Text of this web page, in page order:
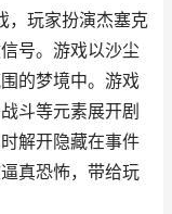
，玩家扮演杰塞克
号。游戏以沙尘
的梦境中。游戏
斗等元素展开剧
解开隐藏在事件
真恐怖，带给玩